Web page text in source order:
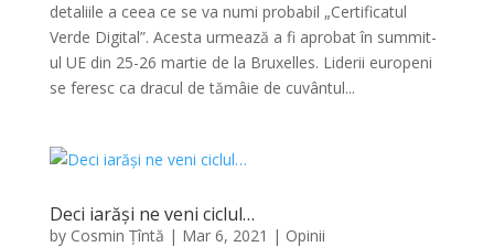
detaliile a ceea ce se va numi probabil „Certificatul
Verde Digital”. Acesta urmează a fi aprobat în summit-
ul UE din 25-26 martie de la Bruxelles. Liderii europeni
se feresc ca dracul de tămâie de cuvântul...
Deci iarăși ne veni ciclul…
by Cosmin Țîntă | Mar 6, 2021 | Opinii